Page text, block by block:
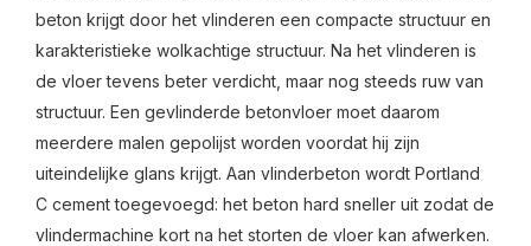
beton krijgt door het vlinderen een compacte structuur en
karakteristieke wolkachtige structuur. Na het vlinderen is
de vloer tevens beter verdicht, maar nog steeds ruw van
structuur. Een gevlinderde betonvloer moet daarom
meerdere malen gepolijst worden voordat hij zijn
uiteindelijke glans krijgt. Aan vlinderbeton wordt Portland
C cement toegevoegd: het beton hard sneller uit zodat de
vlindermachine kort na het storten de vloer kan afwerken.